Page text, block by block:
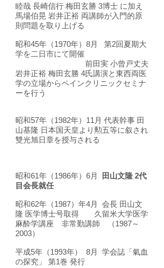
睦哉 長崎信行 梅田玄勝 3博士 に加え
馬場伯晃 岩井正裕 両講師が入門的原
則問題を取り上げる
昭和45年（1970年）8月 第2回夏期大
学を二日市にて開催
前田実 小曾戸丈夫
岩井正裕 梅田玄勝 4氏講演と東西両医
学の立場からペインクリニックセミナ
ーを行う
昭和57年（1982年）11月 代表幹事 田
山基隆 日本国天皇より勲五等に叙され
雙光旭日章を授与される
昭和61年（1986年）6月
田山文隆 2代
目会長就任
​昭和62年（1987）年4月 会長 田山文
隆 医学博士号取得 久留米大学医学
麻酔学講座 非常勤講師 （1987～
2003）
平成5年（1993年） 8月 学会誌「氣血
の探究」 第1巻 発行